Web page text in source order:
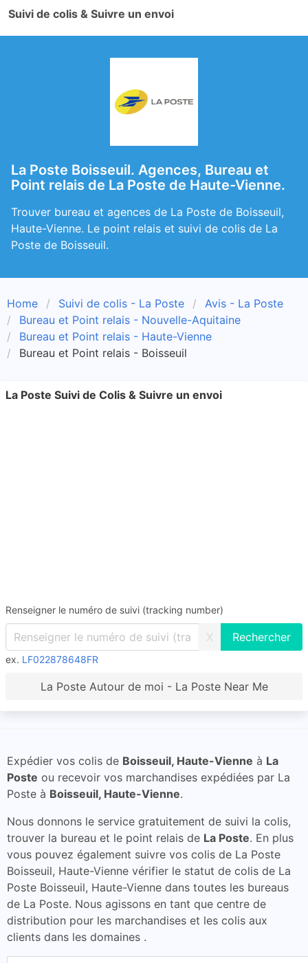
Suivi de colis & Suivre un envoi
La Poste Boisseuil. Agences, Bureau et
Point relais de La Poste de Haute-Vienne.
Trouver bureau et agences de La Poste de Boisseuil,
Haute-Vienne. Le point relais et suivi de colis de La
Poste de Boisseuil.
Home Suivi de colis - La Poste
Avis - La Poste
Bureau et Point relais - Nouvelle-Aquitaine
Bureau et Point relais - Haute-Vienne
Bureau et Point relais - Boisseuil
La Poste Suivi de Colis & Suivre un envoi
Renseigner le numéro de suivi (tracking number)
X
ex. LF022878648FR
La Poste Autour de moi - La Poste Near Me
Expédier vos colis de Boisseuil, Haute-Vienne à La
Poste ou recevoir vos marchandises expédiées par La
Poste à Boisseuil, Haute-Vienne.
Nous donnons le service gratuitement de suivi la colis,
trouver la bureau et le point relais de La Poste. En plus
vous pouvez également suivre vos colis de La Poste
Boisseuil, Haute-Vienne vérifier le statut de colis de La
Poste Boisseuil, Haute-Vienne dans toutes les bureaus
de La Poste. Nous agissons en tant que centre de
distribution pour les marchandises et les colis aux
clients dans les domaines .